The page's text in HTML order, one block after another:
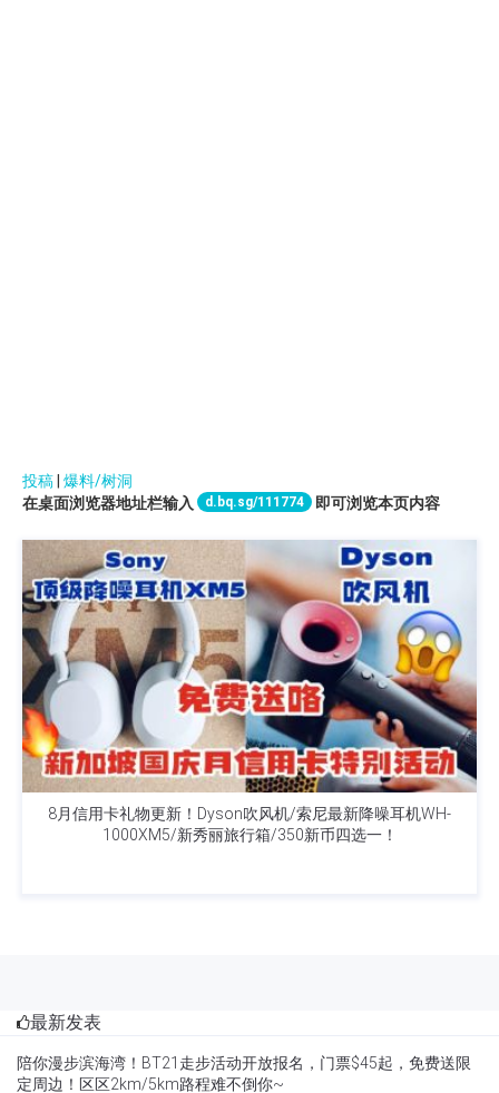
投稿 爆料/树洞
在桌面浏览器地址栏输入
d.bq.sg/111774 即可浏览本页内容
8月信用卡礼物更新！Dyson吹风机/索尼最新降噪耳机WH-
1000XM5/新秀丽旅行箱/350新币四选一！
最新发表
陪你漫步滨海湾！BT21走步活动开放报名，门票$45起，免费送限
定周边！区区2km/5km路程难不倒你~